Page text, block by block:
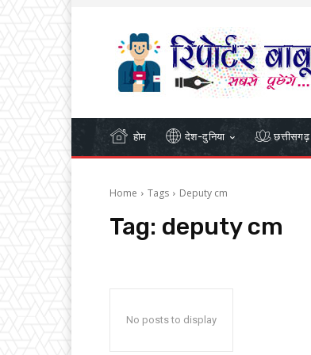
होम देश-दुनिया छत्तीसगढ़
Home Tags Deputy cm
Tag: deputy cm
No posts to display